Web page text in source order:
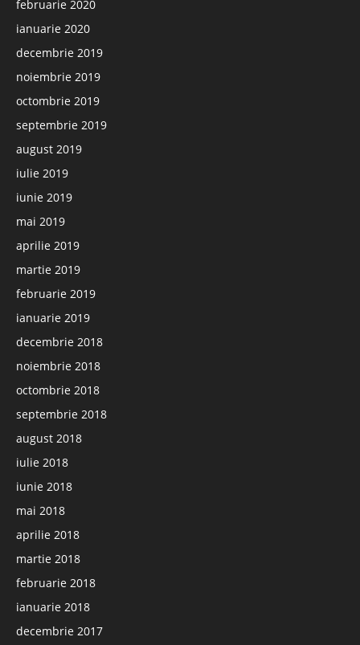
februarie 2020
ianuarie 2020
decembrie 2019
noiembrie 2019
octombrie 2019
septembrie 2019
august 2019
iulie 2019
iunie 2019
mai 2019
aprilie 2019
martie 2019
februarie 2019
ianuarie 2019
decembrie 2018
noiembrie 2018
octombrie 2018
septembrie 2018
august 2018
iulie 2018
iunie 2018
mai 2018
aprilie 2018
martie 2018
februarie 2018
ianuarie 2018
decembrie 2017